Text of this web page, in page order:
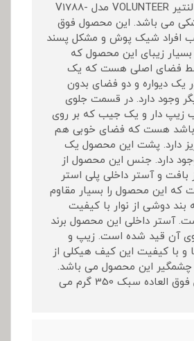
کیف رودوشی والنتیر VOLUNTEER مدل V1788-
مشکی می باشد. این محصول فوق
افراد شیک پوش و مشکل پسند
زیبای این محصول که
فضای اصلی هست که یک
یک دیواره و دو فضای بدون
وجود دارد. در قسمت جلوی
دار و یک جیب که بر روی
هست که فضای خوبی هم
ریز دارد. پشت این محصول یک
دارد. جنس این محصول از
بافت و آستر داخلی پلی استر
این محصول را بسیار مقاوم
دوشی از نوار با کیفیت
آستر داخلی این محصول برند
روی آن قید شده است. زیپ و
و با کیفیت این کیف هیکلی از
چشمگیر این محصول می باشد.
وزن این محصول فوق العاده سبک 350 گرم می